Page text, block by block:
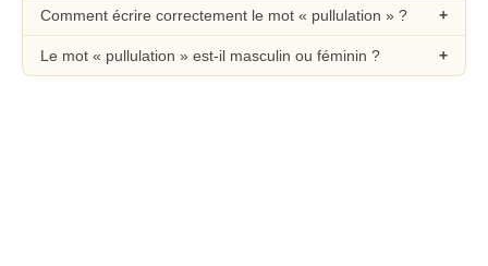
Comment écrire correctement le mot « pullulation » ?
Le mot « pullulation » est-il masculin ou féminin ?